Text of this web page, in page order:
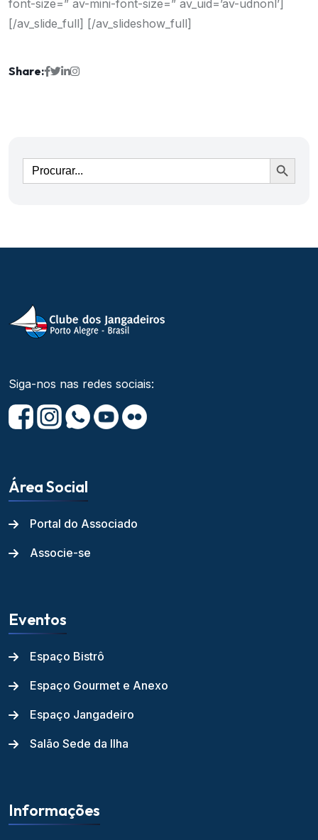
Share:
Ir
Siga-nos nas redes sociais:
Área Social
Portal do Associado
Associe-se
Eventos
Espaço Bistrô
Espaço Gourmet e Anexo
Espaço Jangadeiro
Salão Sede da Ilha
Informações